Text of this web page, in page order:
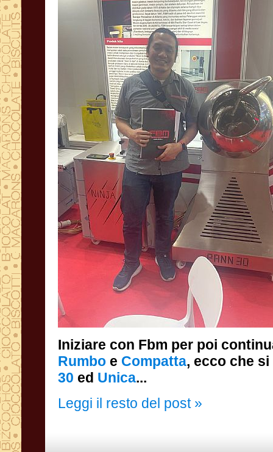
Iniziare con Fbm per poi
Rumbo e Compatta, ecco che
30 ed Unica...
Leggi il resto del post »